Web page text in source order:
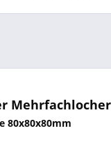
80x80x80mm